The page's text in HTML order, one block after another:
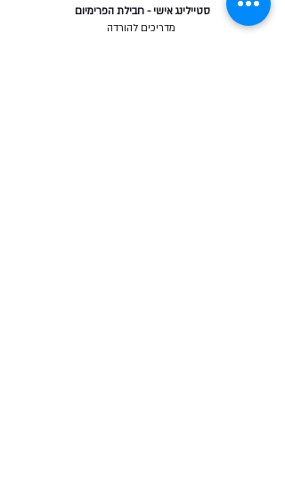
סטיילינג אישי - חבילת הפרימיום
מדריכים להורדה